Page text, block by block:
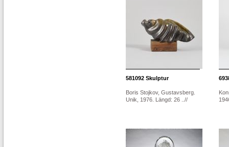
581092 Skulptur
Boris Stojkov, Gustavsberg.
Unik, 1976. Längd: 26 ..//